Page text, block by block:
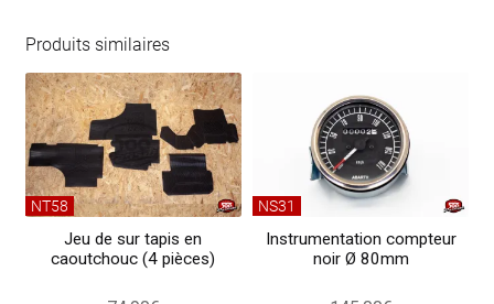
Produits similaires
NT58
Jeu de sur tapis en
caoutchouc (4 pièces)
NS31
Instrumentation compteur
noir Ø 80mm